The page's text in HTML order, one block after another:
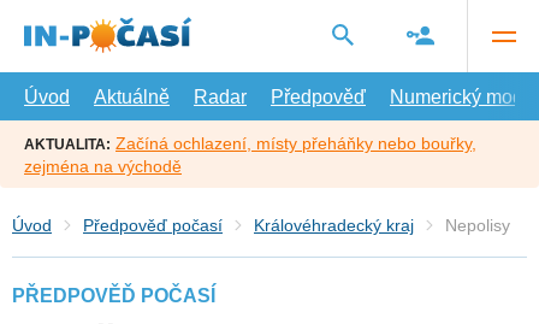
hlavní
Úvod
Aktuálně Radar Předpověď Numerický model
AKTUALITA: Začíná ochlazení, místy přeháňky nebo bouřky,
zejména na východě
Úvod Předpověď počasí Královéhradecký kraj Nepolisy
PŘEDPOVĚĎ POČASÍ